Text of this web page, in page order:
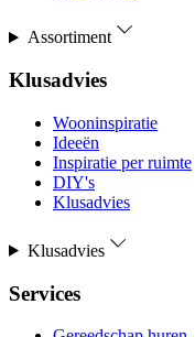
Assortiment
Klusadvies
Wooninspiratie
Ideeën
Inspiratie per ruimte
DIY's
Klusadvies
Klusadvies
Services